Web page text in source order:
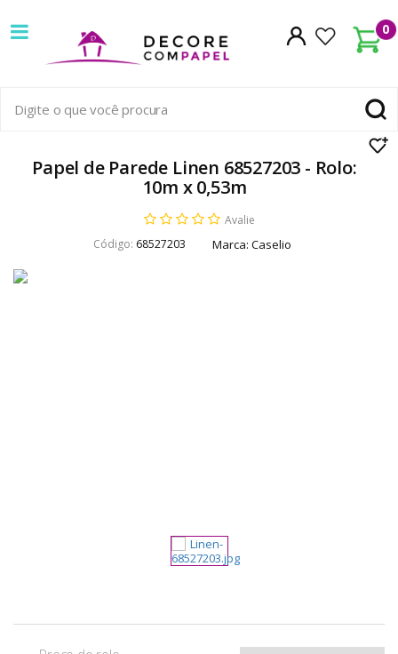
0
Decore
com
papel
pioneira
venda
Papel de Parede Linen 68527203 - Rolo:
10m x 0,53m
Avalie
Código: 68527203 Marca: Caselio